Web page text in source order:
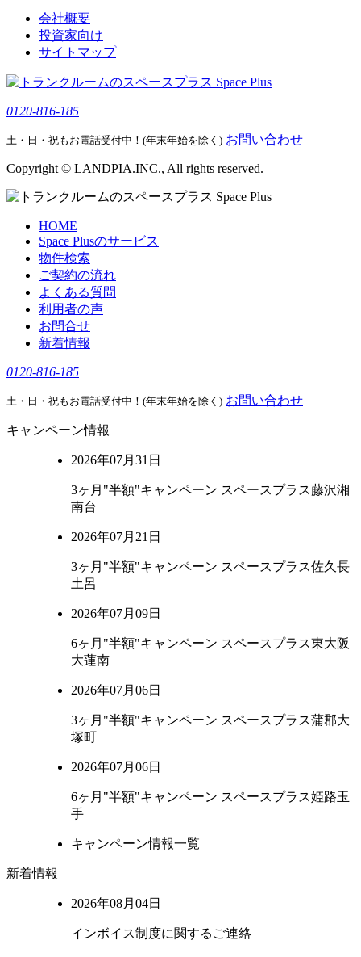
会社概要
投資家向け
サイトマップ
0120-816-185
土・日・祝もお電話受付中！(年末年始を除く) お問い合わせ
Copyright © LANDPIA.INC., All rights reserved.
HOME
Space Plusのサービス
物件検索
ご契約の流れ
よくある質問
利用者の声
お問合せ
新着情報
0120-816-185
土・日・祝もお電話受付中！(年末年始を除く) お問い合わせ
キャンペーン情報
2026年07月31日
3ヶ月"半額"キャンペーン スペースプラス藤沢湘
南台
2026年07月21日
3ヶ月"半額"キャンペーン スペースプラス佐久長
土呂
2026年07月09日
6ヶ月"半額"キャンペーン スペースプラス東大阪
大蓮南
2026年07月06日
3ヶ月"半額"キャンペーン スペースプラス蒲郡大
塚町
2026年07月06日
6ヶ月"半額"キャンペーン スペースプラス姫路玉
手
キャンペーン情報一覧
新着情報
2026年08月04日
インボイス制度に関するご連絡